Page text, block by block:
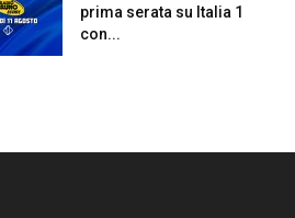
prima serata su Italia 1
con...